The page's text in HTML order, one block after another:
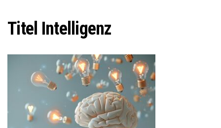
Titel Intelligenz